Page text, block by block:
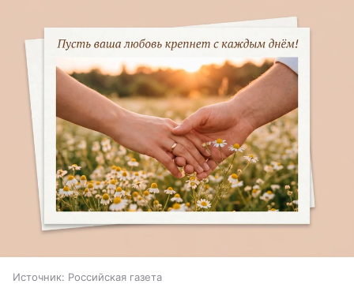
Источник: Российская газета